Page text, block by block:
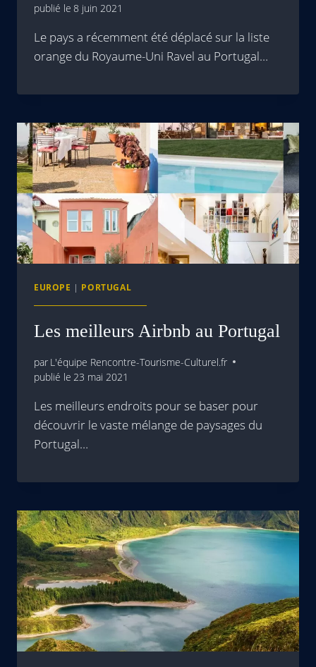
publié le 8 juin 2021
Le pays a récemment été déplacé sur la liste
orange du Royaume-Uni Ravel au Portugal…
EUROPE | PORTUGAL
Les meilleurs Airbnb au Portugal
par L'équipe Rencontre-Tourisme-Culturel.fr
publié le 23 mai 2021
Les meilleurs endroits pour se baser pour
découvrir le vaste mélange de paysages du
Portugal…